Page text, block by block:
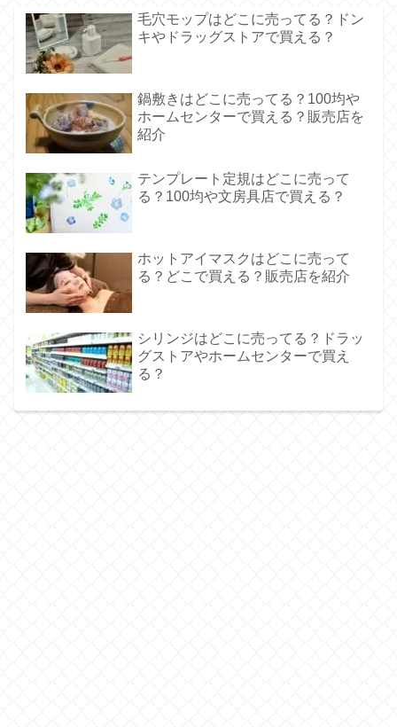
毛穴モップはどこに売ってる？ドン
キやドラッグストアで買える？
鍋敷きはどこに売ってる？100均や
ホームセンターで買える？販売店を
紹介
テンプレート定規はどこに売って
る？100均や文房具店で買える？
ホットアイマスクはどこに売って
る？どこで買える？販売店を紹介
シリンジはどこに売ってる？ドラッ
グストアやホームセンターで買え
る？